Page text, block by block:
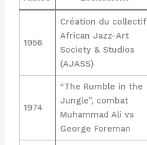
1956
Création du collectif
African Jazz-Art
Society & Studios
(AJASS)
1974
“The Rumble in the
Jungle”, combat
Muhammad Ali vs
George Foreman